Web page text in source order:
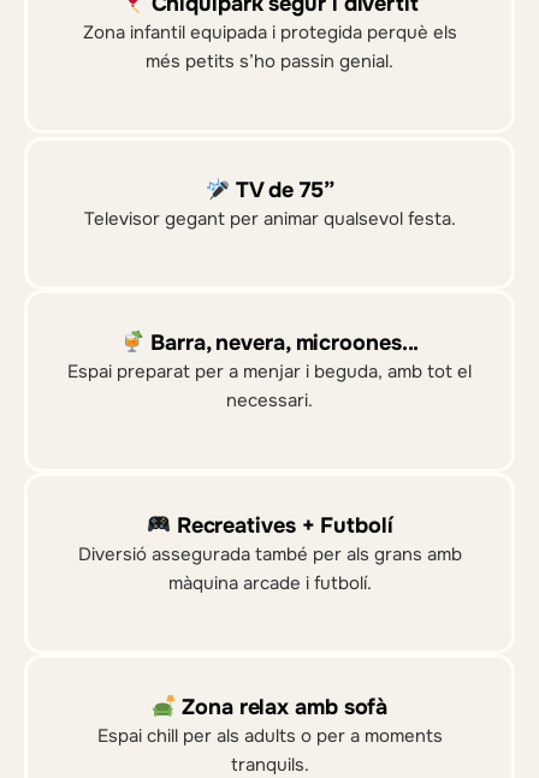
Zona infantil equipada i protegida perquè els
més petits s’ho passin genial.
TV de 75”
Televisor gegant per animar qualsevol festa.
Barra, nevera, microones...
Espai preparat per a menjar i beguda, amb tot el
necessari.
Recreatives + Futbolí
Diversió assegurada també per als grans amb
màquina arcade i futbolí.
Zona relax amb sofà
Espai chill per als adults o per a moments
tranquils.